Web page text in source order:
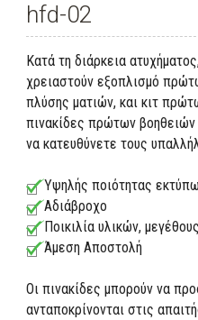
hfd-02
Κατά τη διάρκεια
χρειαστούν εξοπλισμό
πλύσης ματιών, και κιτ
πινακίδες πρώτων
να κατευθύνετε τους
Υψηλής ποιότητας
Αδιάβροχο
Ποικιλία υλικών,
Άμεση Αποστολή
Οι πινακίδες μπορούν να
ανταποκρίνονται στις